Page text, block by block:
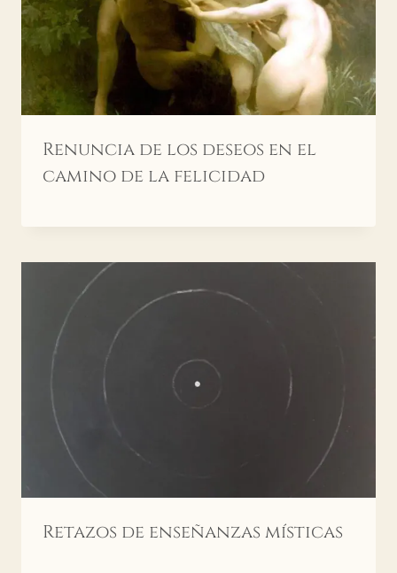
Renuncia de los deseos en el
camino de la felicidad
Retazos de enseñanzas místicas